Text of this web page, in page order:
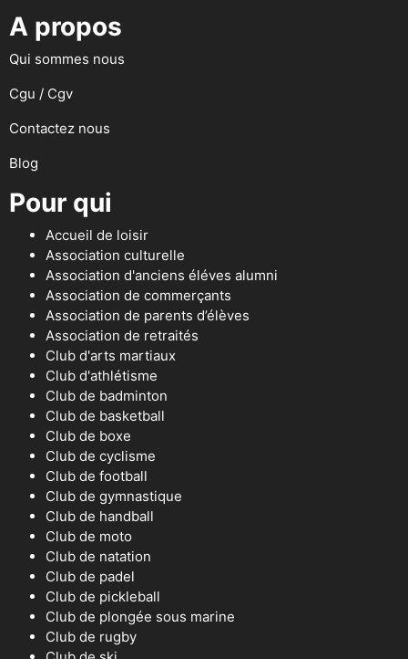
A propos
Qui sommes nous
Cgu / Cgv
Contactez nous
Blog
Pour qui
Accueil de loisir
Association culturelle
Association d'anciens éléves alumni
Association de commerçants
Association de parents d’élèves
Association de retraités
Club d'arts martiaux
Club d'athlétisme
Club de badminton
Club de basketball
Club de boxe
Club de cyclisme
Club de football
Club de gymnastique
Club de handball
Club de moto
Club de natation
Club de padel
Club de pickleball
Club de plongée sous marine
Club de rugby